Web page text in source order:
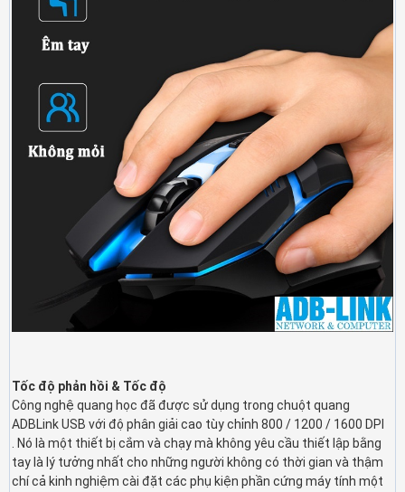
Tốc độ phản hồi & Tốc độ
Công nghệ quang học đã được sử dụng trong chuột quang
ADBLink USB với độ phân giải cao tùy chỉnh 800 / 1200 / 1600 DPI
. Nó là một thiết bị cắm và chạy mà không yêu cầu thiết lập bằng
tay là lý tưởng nhất cho những người không có thời gian và thậm
chí cả kinh nghiệm cài đặt các phụ kiện phần cứng máy tính một